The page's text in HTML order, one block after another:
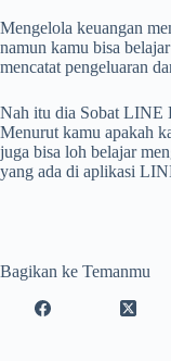
Mengelola keuangan
namun kamu bisa
mencatat pengeluaran
Nah itu dia Sobat LINE
Menurut kamu apakah
juga bisa loh belajar
yang ada di aplikasi
Bagikan ke Temanmu